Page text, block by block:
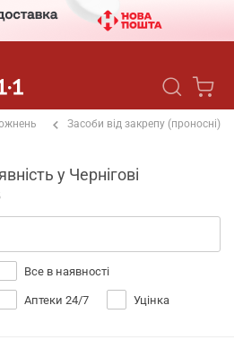
Засоби від закрепу (проносні)
у Чернігові
Все в наявності
Аптеки 24/7 Уцінка